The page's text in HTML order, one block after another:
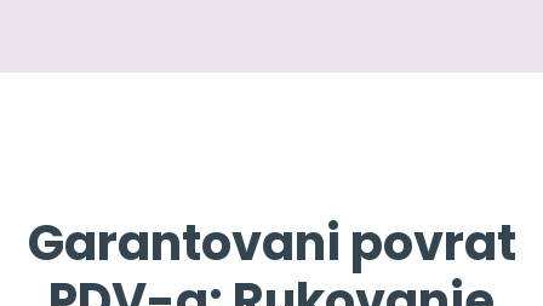
Garantovani povrat